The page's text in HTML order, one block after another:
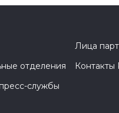
Лица
отделения
службы